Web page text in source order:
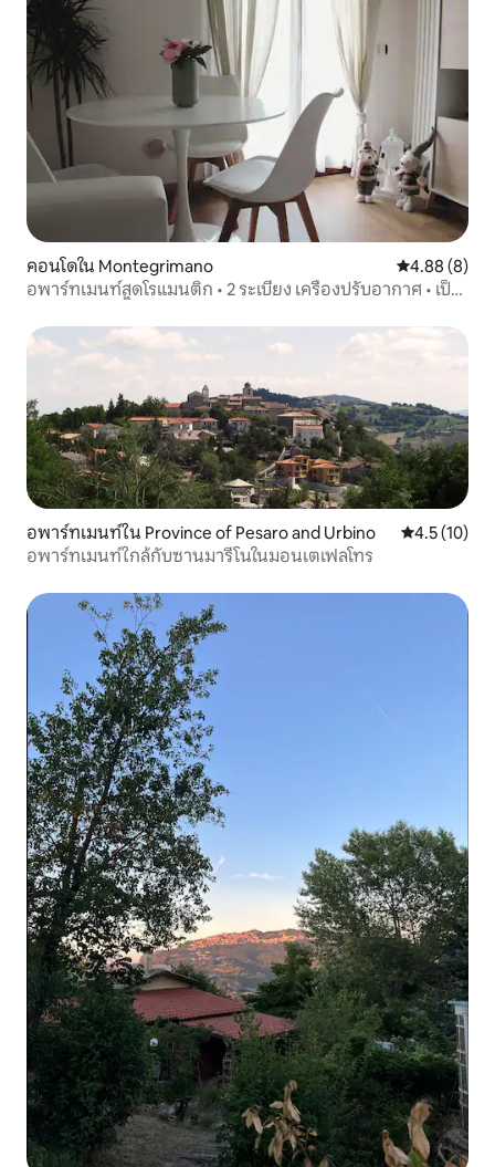
คอนโดใน Montegrimano คะแนนเฉลี่ย
4.88 (8)
อพาร์ทเมนท์สุดโรแมนติก • 2 ระเบียง เครื่องปรับอากาศ • เป็น
อพาร์ทเมนท์ใน Province of Pesaro and Urbino คะแนนเฉลี่ย
4.5 (10)
อพาร์ทเมนท์ใกล้กับซานมารีโนในมอนเตเฟลโทร